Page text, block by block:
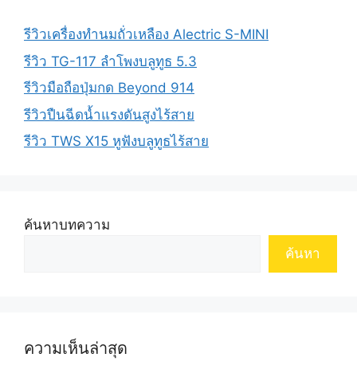
รีวิวเครื่องทำนมถั่วเหลือง Alectric S-MINI
รีวิว TG-117 ลำโพงบลูทูธ 5.3
รีวิวมือถือปุ่มกด Beyond 914
รีวิวปืนฉีดน้ำแรงดันสูงไร้สาย
รีวิว TWS X15 หูฟังบลูทูธไร้สาย
ค้นหาบทความ
ค้นหา
ความเห็นล่าสุด